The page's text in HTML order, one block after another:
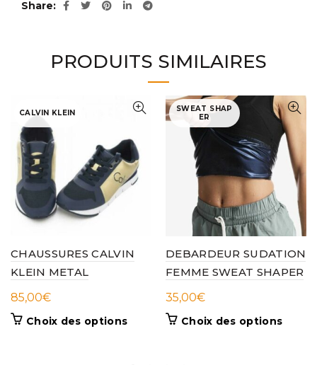
Share
PRODUITS SIMILAIRES
CALVIN KLEIN
CHAUSSURES CALVIN
KLEIN METAL
85,00€
Choix des optionsCe
SWEAT SHAP
ER
DEBARDEUR SUDATION
FEMME SWEAT SHAPER
35,00€
Choix des optionsCe